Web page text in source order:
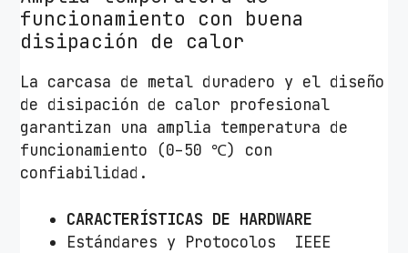
funcionamiento con buena
disipación de calor
La carcasa de metal duradero y el diseño
de disipación de calor profesional
garantizan una amplia temperatura de
funcionamiento (0–50 ℃) con
confiabilidad.
CARACTERÍSTICAS DE HARDWARE
Estándares y Protocolos IEEE